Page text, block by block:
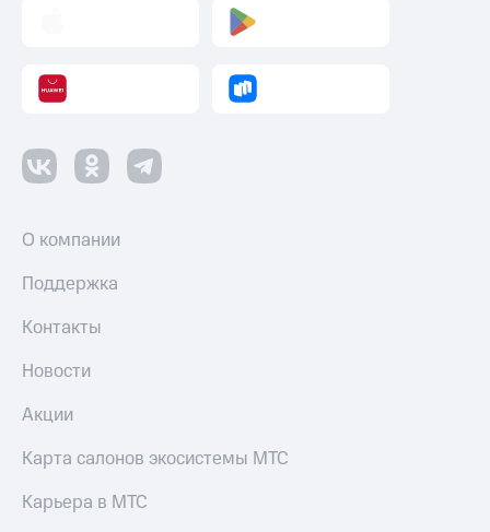
О компании
Поддержка
Контакты
Новости
Акции
Карта салонов экосистемы МТС
Карьера в МТС